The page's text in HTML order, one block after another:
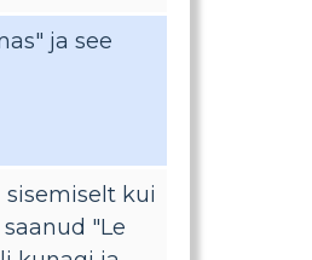
ja see
sisemiselt kui
"Le